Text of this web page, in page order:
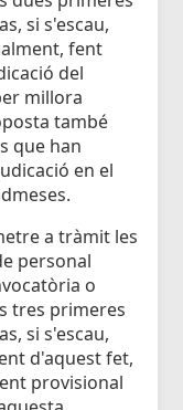
si s'escau,
fent
del
millora
també
que han
en el
a tràmit les
personal
o
tres primeres
si s'escau,
d'aquest fet,
provisional